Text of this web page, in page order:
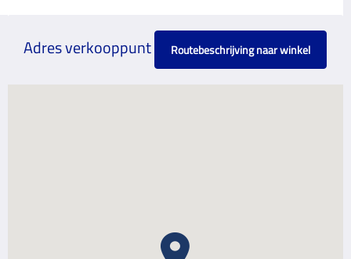
Adres verkooppunt Routebeschrijving naar winkel